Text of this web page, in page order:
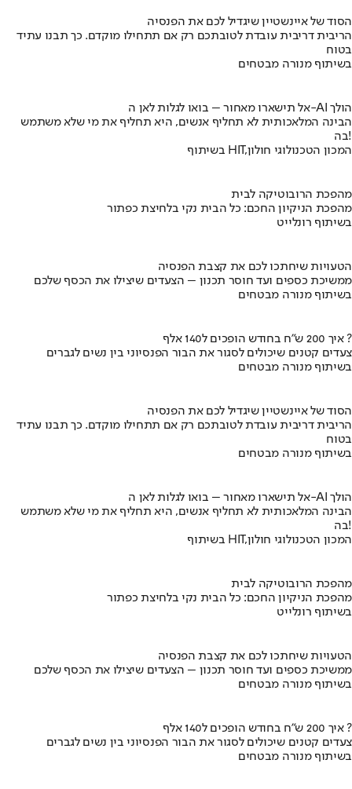
הסוד של איינשטיין שיגדיל לכם את הפנסיה
הריבית דריבית עובדת לטובתכם רק אם תתחילו מוקדם. כך תבנו עתיד
בטוח
בשיתוף מנורה מבטחים
אל תישארו מאחור – בואו לגלות לאן ה-AI הולך
הבינה המלאכותית לא תחליף אנשים, היא תחליף את מי שלא משתמש
בה!
בשיתוף HIT,המכון הטכנולוגי חולון
מהפכת הרובוטיקה לבית
מהפכת הניקיון החכם: כל הבית נקי בלחיצת כפתור
בשיתוף רונלייט
הטעויות שיחתכו לכם את קצבת הפנסיה
ממשיכת כספים ועד חוסר תכנון – הצעדים שיצילו את הכסף שלכם
בשיתוף מנורה מבטחים
איך 200 ש"ח בחודש הופכים ל140 אלף ?
צעדים קטנים שיכולים לסגור את הבור הפנסיוני בין נשים לגברים
בשיתוף מנורה מבטחים
הסוד של איינשטיין שיגדיל לכם את הפנסיה
הריבית דריבית עובדת לטובתכם רק אם תתחילו מוקדם. כך תבנו עתיד
בטוח
בשיתוף מנורה מבטחים
אל תישארו מאחור – בואו לגלות לאן ה-AI הולך
הבינה המלאכותית לא תחליף אנשים, היא תחליף את מי שלא משתמש
בה!
בשיתוף HIT,המכון הטכנולוגי חולון
מהפכת הרובוטיקה לבית
מהפכת הניקיון החכם: כל הבית נקי בלחיצת כפתור
בשיתוף רונלייט
הטעויות שיחתכו לכם את קצבת הפנסיה
ממשיכת כספים ועד חוסר תכנון – הצעדים שיצילו את הכסף שלכם
בשיתוף מנורה מבטחים
איך 200 ש"ח בחודש הופכים ל140 אלף ?
צעדים קטנים שיכולים לסגור את הבור הפנסיוני בין נשים לגברים
בשיתוף מנורה מבטחים